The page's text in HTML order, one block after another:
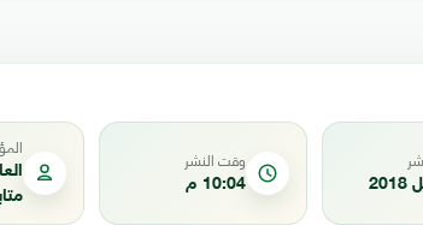
وقت النشر
10:04 م